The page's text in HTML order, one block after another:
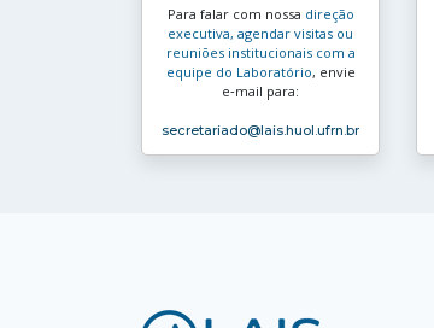
Para falar com nossa direção
executiva, agendar visitas ou
reuniões institucionais com a
equipe do Laboratório, envie
e‑mail para:
secretariado@lais.huol.ufrn.br